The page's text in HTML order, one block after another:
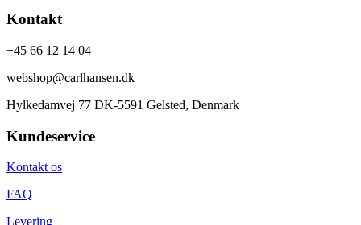
Kontakt
+45 66 12 14 04
webshop@carlhansen.dk
Hylkedamvej 77 DK-5591 Gelsted, Denmark
Kundeservice
Kontakt os
FAQ
Levering